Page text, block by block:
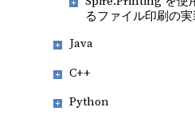
るファイル印刷の実
Java
C++
Python